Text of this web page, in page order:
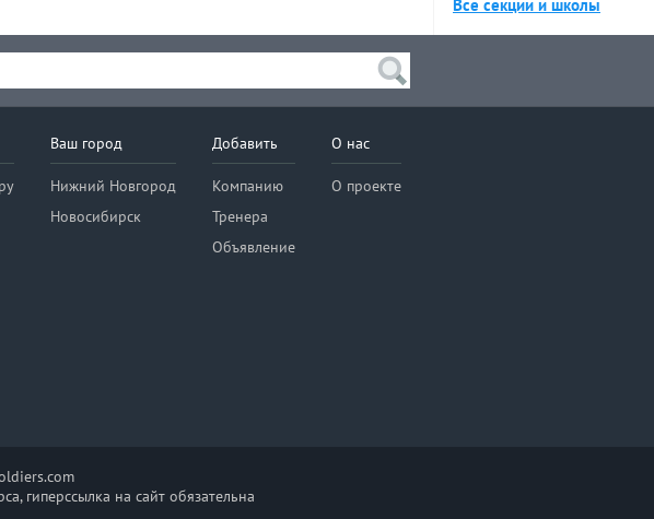
Все секции и школы
Ваш город
Нижний Новгород
Новосибирск
Добавить
Компанию
Тренера
Объявление
О нас
О проекте
гиперссылка на сайт обязательна